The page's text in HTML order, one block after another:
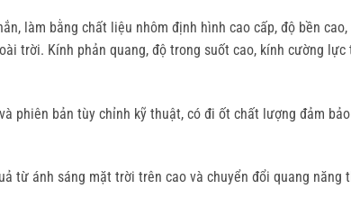
làm bằng chất liệu nhôm định hình cao cấp, độ bền
trời. Kính phản quang, độ trong suốt cao, kính cường
phiên bản tùy chỉnh kỹ thuật, có đi ốt chất lượng đảm
từ ánh sáng mặt trời trên cao và chuyển đổi quang năng